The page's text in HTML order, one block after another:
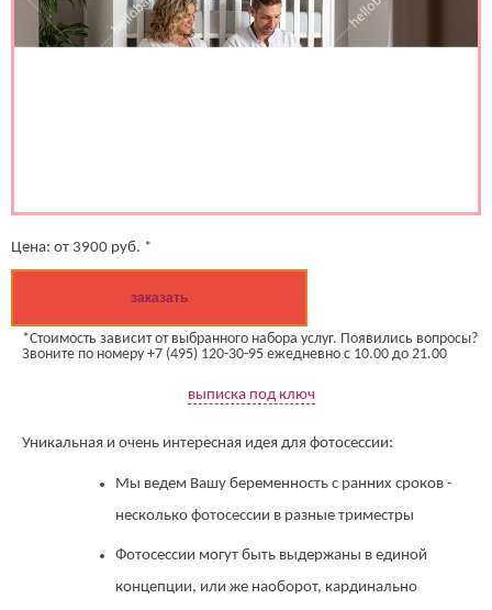
Цена: от 3900 руб. *
заказать
*Стоимость зависит от выбранного набора услуг. Появились вопросы?
Звоните по номеру +7 (495) 120-30-95 ежедневно с 10.00 до 21.00
выписка под ключ
Уникальная и очень интересная идея для фотосессии:
Мы ведем Вашу беременность с ранних сроков -
несколько фотосессии в разные триместры
Фотосессии могут быть выдержаны в единой
концепции, или же наоборот, кардинально